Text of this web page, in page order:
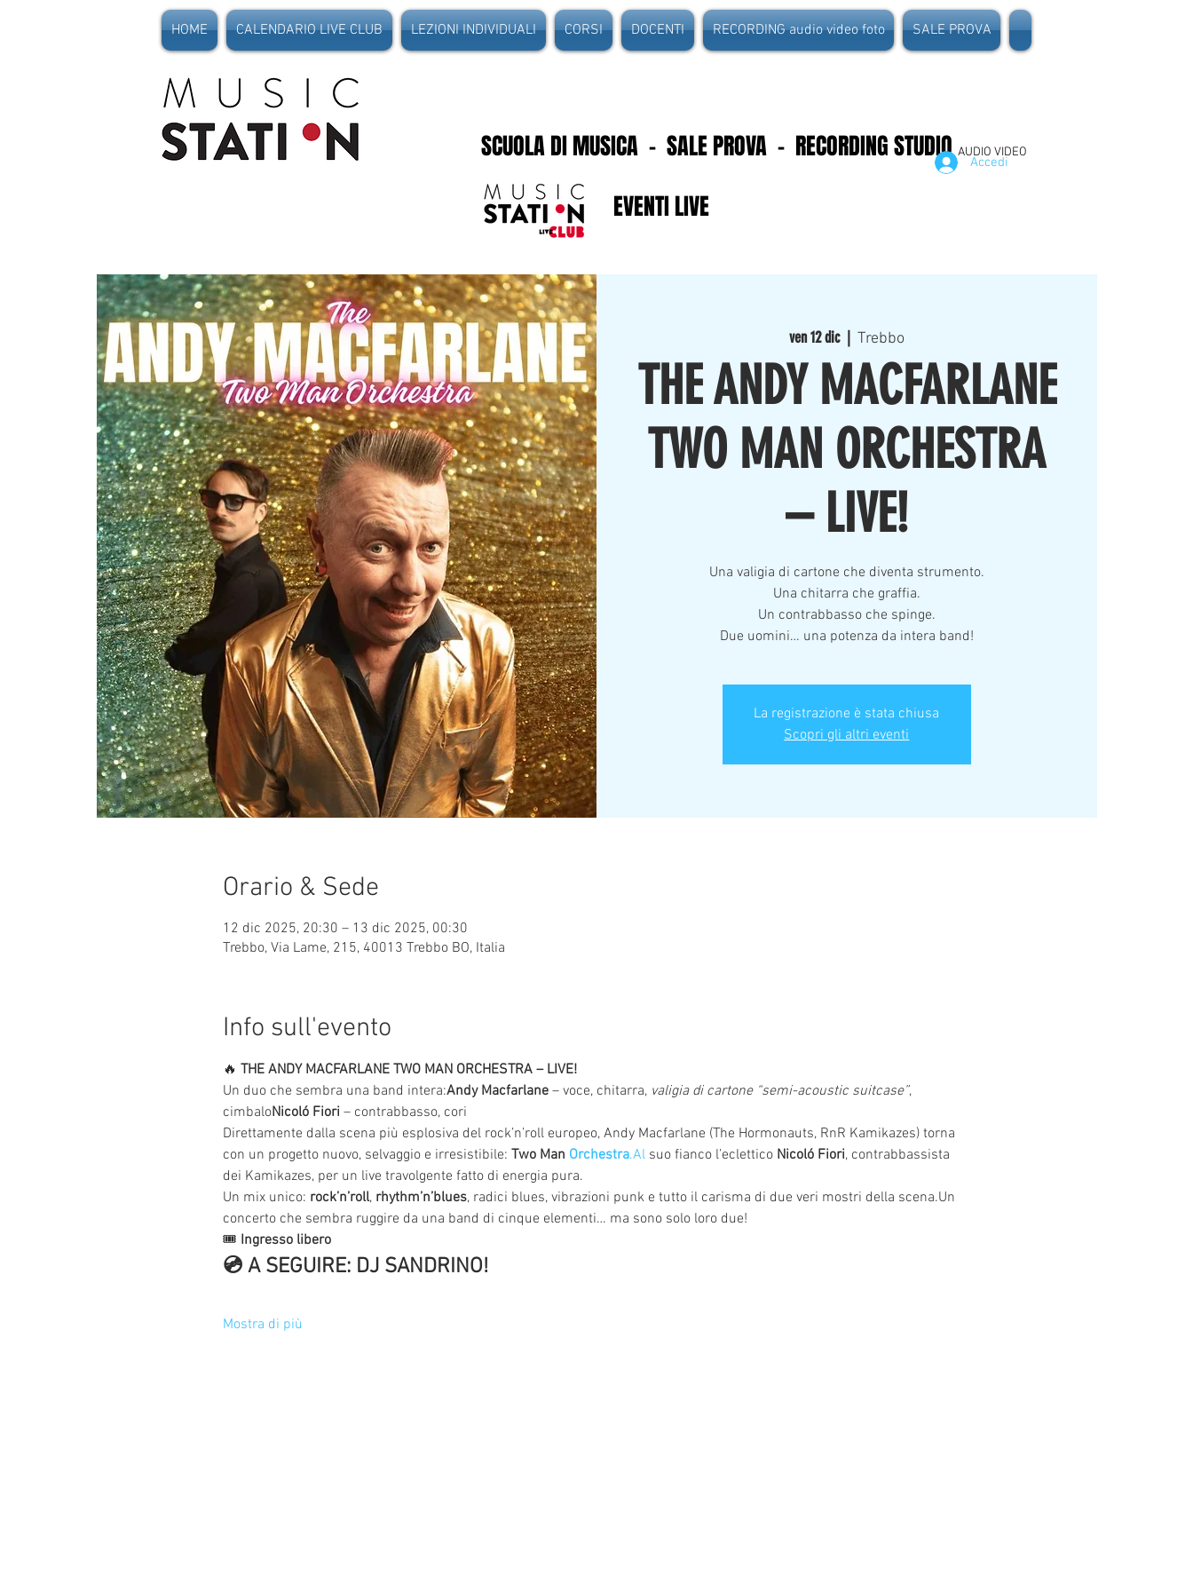
HOME CALENDARIO LIVE CLUB LEZIONI INDIVIDUALI CORSI DOCENTI RECORDING audio video foto SALE PROVA
SCUOLA DI MUSICA - SALE PROVA - RECORDING STUDIOAUDIO VIDEO
Accedi
EVENTI LIVE
ven 12 dic
  |
Trebbo
THE ANDY MACFARLANE
TWO MAN ORCHESTRA
– LIVE!
Una valigia di cartone che diventa strumento.
Una chitarra che graffia.
Un contrabbasso che spinge.
Due uomini… una potenza da intera band!
La registrazione è stata chiusa
Scopri gli altri eventi
Orario & Sede
12 dic 2025, 20:30 – 13 dic 2025, 00:30
Trebbo, Via Lame, 215, 40013 Trebbo BO, Italia
Info sull'evento
🔥 THE ANDY MACFARLANE TWO MAN ORCHESTRA – LIVE!
Un duo che sembra una band intera:Andy Macfarlane – voce, chitarra, valigia di cartone “semi-acoustic suitcase”,
cimbaloNicoló Fiori – contrabbasso, cori
Direttamente dalla scena più esplosiva del rock’n’roll europeo, Andy Macfarlane (The Hormonauts, RnR Kamikazes) torna
con un progetto nuovo, selvaggio e irresistibile: Two Man Orchestra.Al suo fianco l’eclettico Nicoló Fiori, contrabbassista
dei Kamikazes, per un live travolgente fatto di energia pura.
Un mix unico: rock’n’roll, rhythm’n’blues, radici blues, vibrazioni punk e tutto il carisma di due veri mostri della scena.Un
concerto che sembra ruggire da una band di cinque elementi… ma sono solo loro due!
🎟️ Ingresso libero
💿 A SEGUIRE: DJ SANDRINO!
Mostra di più